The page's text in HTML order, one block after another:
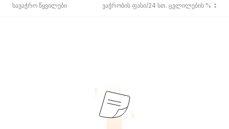
სავაჭრო წყვილები ბოლო ვაჭრობის ფასი/24 სთ. ცვლილების %